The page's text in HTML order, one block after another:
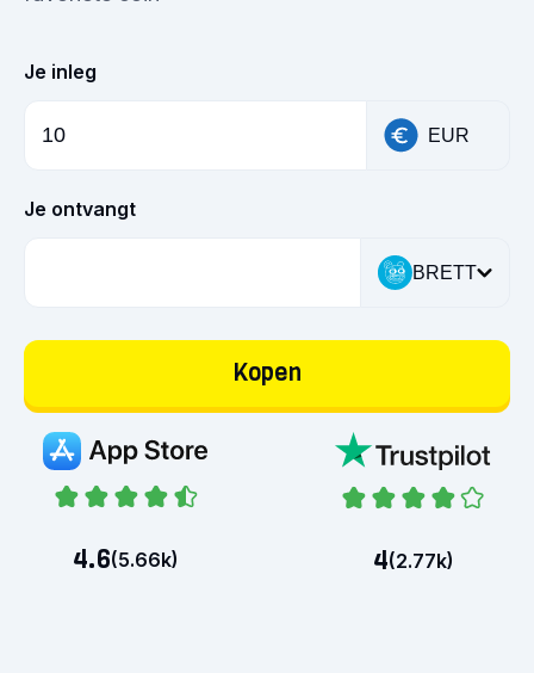
Je inleg
EUR
Je ontvangt
BRETT
Kopen
4.6(5.66k) 4(2.77k)